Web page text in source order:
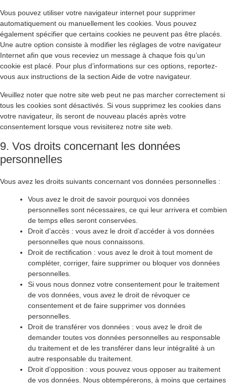
Vous pouvez utiliser votre navigateur internet pour supprimer
automatiquement ou manuellement les cookies. Vous pouvez
également spécifier que certains cookies ne peuvent pas être placés.
Une autre option consiste à modifier les réglages de votre navigateur
Internet afin que vous receviez un message à chaque fois qu’un
cookie est placé. Pour plus d’informations sur ces options, reportez-
vous aux instructions de la section Aide de votre navigateur.
Veuillez noter que notre site web peut ne pas marcher correctement si
tous les cookies sont désactivés. Si vous supprimez les cookies dans
votre navigateur, ils seront de nouveau placés après votre
consentement lorsque vous revisiterez notre site web.
9. Vos droits concernant les données
personnelles
Vous avez les droits suivants concernant vos données personnelles :
Vous avez le droit de savoir pourquoi vos données
personnelles sont nécessaires, ce qui leur arrivera et combien
de temps elles seront conservées.
Droit d’accès : vous avez le droit d’accéder à vos données
personnelles que nous connaissons.
Droit de rectification : vous avez le droit à tout moment de
compléter, corriger, faire supprimer ou bloquer vos données
personnelles.
Si vous nous donnez votre consentement pour le traitement
de vos données, vous avez le droit de révoquer ce
consentement et de faire supprimer vos données
personnelles.
Droit de transférer vos données : vous avez le droit de
demander toutes vos données personnelles au responsable
du traitement et de les transférer dans leur intégralité à un
autre responsable du traitement.
Droit d’opposition : vous pouvez vous opposer au traitement
de vos données. Nous obtempérerons, à moins que certaines